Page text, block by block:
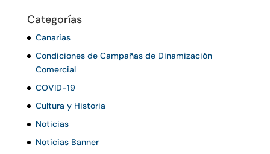
Categorías
Canarias
Condiciones de Campañas de Dinamización
Comercial
COVID-19
Cultura y Historia
Noticias
Noticias Banner